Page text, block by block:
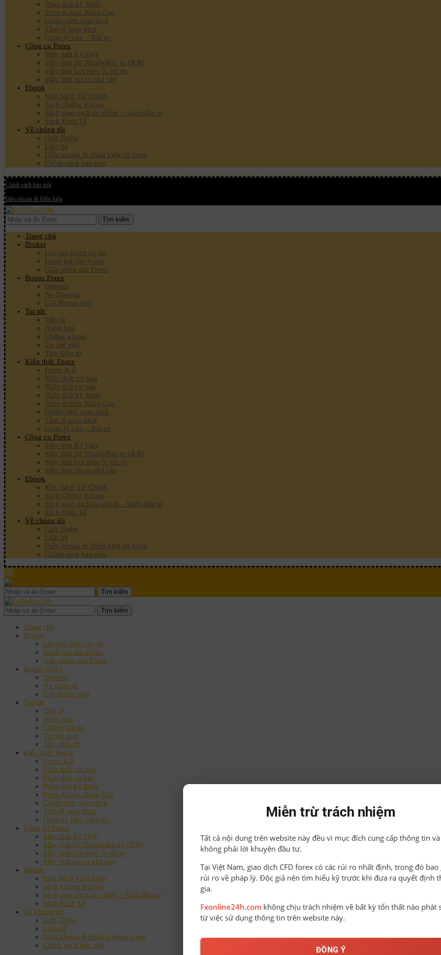
Phân tích kỹ thuật
Price Action Nâng Cao
Chiến lược giao dịch
Tâm lý giao dịch
Quản lý vốn – Rủi ro
Công cụ Forex
Máy tính Ký Quỹ
Máy tính lợi Nhuận/Rủi ro (R:R)
Máy tính Lot theo % rủi ro
Máy tính rủi ro phá sản
Ebook
Kho Sách Tài Chính
Sách Chứng Khoán
Sách giao dịch tài chính – Sách đầu tư
Sách Kinh Tế
Về chúng tôi
Giới Thiệu
Liên hệ
Điều khoản & Điều kiện sử dụng
Chính sách bảo mật
Chính sách bảo mật
Điều khoản & Điều kiện
Tìm kiếm
Trang chủ
Broker
List sàn forex uy tín
Đánh giá sàn Forex
Giấy phép sàn Forex
Bonus Forex
Deposit
No Deposit
Gửi Bonus mới
Tin tức
Tiền tệ
Hàng hoá
Chứng khoán
Tin thế giới
Tiền điện tử
Kiến thức Forex
Forex A-Z
Kiến thức cơ bản
Phân tích cơ bản
Phân tích kỹ thuật
Price Action Nâng Cao
Chiến lược giao dịch
Tâm lý giao dịch
Quản lý vốn – Rủi ro
Công cụ Forex
Máy tính Ký Quỹ
Máy tính lợi Nhuận/Rủi ro (R:R)
Máy tính Lot theo % rủi ro
Máy tính rủi ro phá sản
Ebook
Kho Sách Tài Chính
Sách Chứng Khoán
Sách giao dịch tài chính – Sách đầu tư
Sách Kinh Tế
Về chúng tôi
Giới Thiệu
Liên hệ
Điều khoản & Điều kiện sử dụng
Chính sách bảo mật
Tìm kiếm
Tìm kiếm
Trang chủ
Broker
List sàn forex uy tín
Đánh giá sàn Forex
Giấy phép sàn Forex
Bonus Forex
Deposit
No Deposit
Gửi Bonus mới
Tin tức
Tiền tệ
Hàng hoá
Chứng khoán
Tin thế giới
Tiền điện tử
Kiến thức Forex
Forex A-Z
Kiến thức cơ bản
Phân tích cơ bản
Phân tích kỹ thuật
Price Action Nâng Cao
Chiến lược giao dịch
Tâm lý giao dịch
Quản lý vốn – Rủi ro
Công cụ Forex
Máy tính Ký Quỹ
Máy tính lợi Nhuận/Rủi ro (R:R)
Máy tính Lot theo % rủi ro
Máy tính rủi ro phá sản
Ebook
Kho Sách Tài Chính
Sách Chứng Khoán
Sách giao dịch tài chính – Sách đầu tư
Sách Kinh Tế
Về chúng tôi
Giới Thiệu
Liên hệ
Điều khoản & Điều kiện sử dụng
Chính sách bảo mật
Miễn trừ trách nhiệm
Tất cả nội dung trên website này đều vì mục đích cung cấp thông tin và
không phải lời khuyên đầu tư.
Tại Việt Nam, giao dịch CFD forex có các rủi ro nhất định, trong đó bao
rủi ro về pháp lý. Độc giả nên tìm hiểu kỹ trước khi đưa ra quyết định
gia.
Fxonline24h.com không chịu trách nhiệm về bất kỳ tổn thất nào phát
từ việc sử dụng thông tin trên website này.
ĐỒNG Ý